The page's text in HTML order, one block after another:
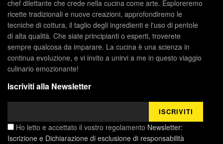
chef dilettante che crede nella cucina come arte. Esploreremo
ricette tradizionali e nuove creazioni, approfondiremo le
tecniche di cottura, il taglio degli ingredienti e l'uso di pentole
di alta qualità. Che siate principianti o esperti, troverete
sempre qualcosa da imparare. La cucina è una scienza in
continua evoluzione, e vi invito a unirvi a me in questo viaggio
culinario emozionante!
Iscriviti alla Newsletter
Ho letto e accettato il vostro regolamento Newsletter:
Iscrizione e Dichiarazione di esclusione di responsabilità